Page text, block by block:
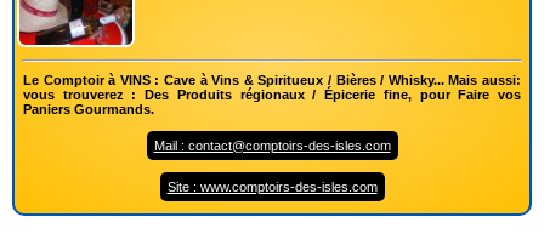
Le Comptoir à VINS : Cave à Vins & Spiritueux / Bières / Whisky... Mais aussi:
vous trouverez : Des Produits régionaux / Épicerie fine, pour Faire vos
Paniers Gourmands.
Mail : contact@comptoirs-des-isles.com
Site : www.comptoirs-des-isles.com